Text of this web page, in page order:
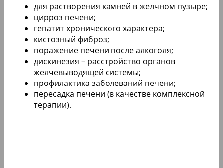
для растворения камней в желчном пузыре;
цирроз печени;
гепатит хронического характера;
кистозный фиброз;
поражение печени после алкоголя;
дискинезия – расстройство органов
желчевыводящей системы;
профилактика заболеваний печени;
пересадка печени (в качестве комплексной
терапии).